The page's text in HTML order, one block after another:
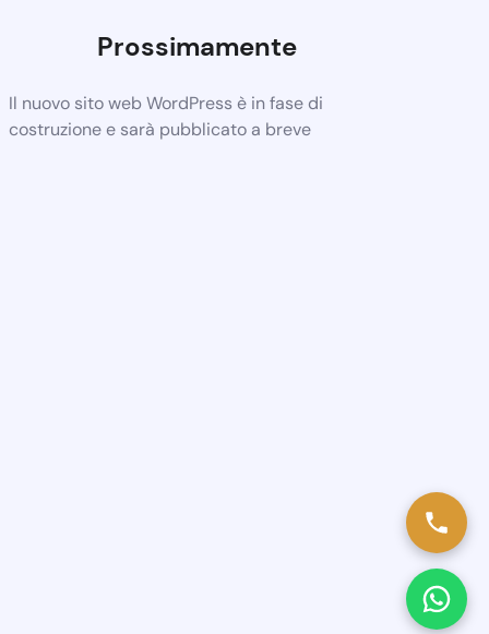
Prossimamente
Il nuovo sito web WordPress è in fase di
costruzione e sarà pubblicato a breve